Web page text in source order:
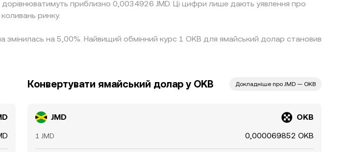
приблизно 0,0034926 JMD. Ці цифри лише дають уявлення про
ринку.
змінилась на 5,00%. Найвищий обмінний курс 1 OKB для ямайський долар становив
Конвертувати ямайський долар у OKB Докладніше про JMD — OKB
JMD OKB
1 JMD 0,000069852 OKB